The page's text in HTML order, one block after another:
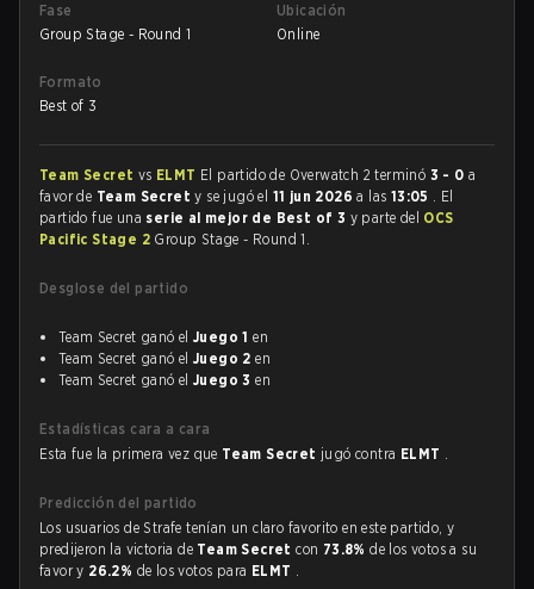
Fase
Group Stage - Round 1
Ubicación
Online
Formato
Best of 3
Team Secret vs ELMT El partido de Overwatch 2 terminó 3 - 0 a
favor de Team Secrety se jugó el 11 jun 2026a las 13:05 . El
partido fue una serie al mejor de Best of 3 y parte del OCS
Pacific Stage 2 Group Stage - Round 1.
Desglose del partido
Team Secret ganó el Juego 1 en
Team Secret ganó el Juego 2 en
Team Secret ganó el Juego 3 en
Estadísticas cara a cara
Esta fue la primera vez que Team Secret jugó contra ELMT .
Predicción del partido
Los usuarios de Strafe tenían un claro favorito en este partido, y
predijeron la victoria de Team Secretcon 73.8%de los votos a su
favor y 26.2% de los votos para ELMT .